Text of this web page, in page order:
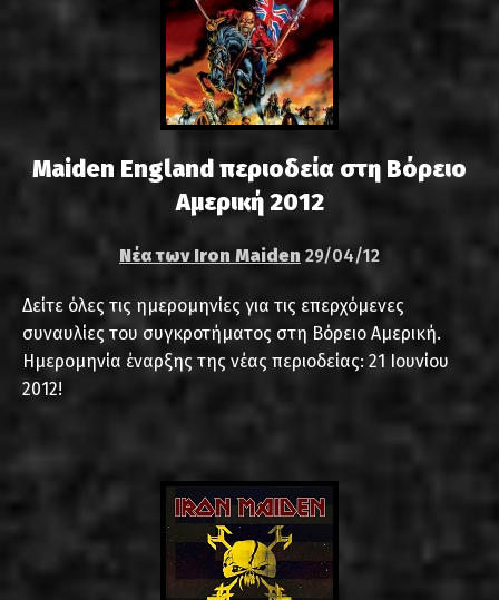
Maiden England περιοδεία στη Βόρειο
Αμερική 2012
Νέα των Iron Maiden 29/04/12
Δείτε όλες τις ημερομηνίες για τις επερχόμενες
συναυλίες του συγκροτήματος στη Βόρειο Αμερική.
Ημερομηνία έναρξης της νέας περιοδείας: 21 Ιουνίου
2012!